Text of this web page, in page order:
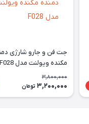
جت فن و جارو شارژی
مکنده ویولنت مدل F028
3,800,000
3,200,000 تومان